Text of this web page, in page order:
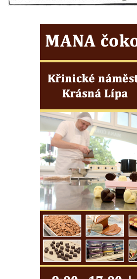
Semilech
Pamětní deska Tomáše Garrigue
na radnici v Českých Budějovicích
Českých Budějovicích
Pamětní deska Josefa Hloucha na
biskupské rezidenci v Českých
Socha žáby u rybníčku na Náměstí v
Kamenném Újezdě
Pamětní kámen družebních obcí
Újezd a Krauchthal v parku na Náměstí
Kamenném Újezdě
Socha na náměstí J. V. Kamarýta ve
Velešíně
Pomník J. V. Kamarýta v Krumlovské
Velešíně
Pamětní deska arcibiskupa Micara ve
vstupu do poutního místa Římov
Plastika Koule v Gutenbergově ulici v